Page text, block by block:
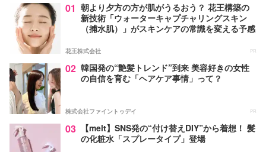
01 朝より夕方の方が肌がうるおう？ 花王構築の
新技術「ウォーターキャプチャリングスキン
（捕水肌）」がスキンケアの常識を変える予感
花王株式会社 PR
02 韓国発の“艶髪トレンド”到来 美容好きの女性
の自信を育む「ヘアケア事情」って？
株式会社ファイントゥデイ PR
03
【melt】SNS発の“付け替えDIY”から着想！ 髪
の化粧水「スプレータイプ」登場